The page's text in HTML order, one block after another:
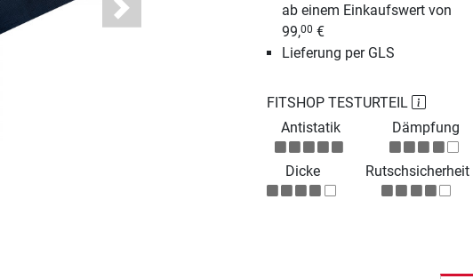
Next
ab einem Einkaufswert von
99,00 €
Lieferung per GLS
FITSHOP TESTURTEIL
Antistatik
Dämpfung
Dicke Rutschsicherheit